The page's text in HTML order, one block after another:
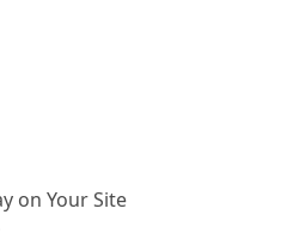
on Your Site